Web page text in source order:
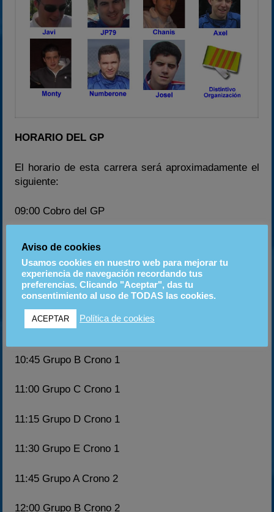
HORARIO DEL GP
El horario de esta carrera será aproximadamente el
siguiente:
09:00 Cobro del GP
10:00 Briefing del GP con la foto de grupo
10:10 Sorteo de karts
10:20 Publicación de los grupos
10:30 Inicio de la primera tanda Grupo A crono 1
10:45 Grupo B Crono 1
11:00 Grupo C Crono 1
11:15 Grupo D Crono 1
11:30 Grupo E Crono 1
11:45 Grupo A Crono 2
12:00 Grupo B Crono 2
Aviso de cookies
Usamos cookies en nuestro web para mejorar tu
experiencia de navegación recordando tus
preferencias. Clicando "Aceptar", das tu
consentimiento al uso de TODAS las cookies.
ACEPTAR Política de cookies